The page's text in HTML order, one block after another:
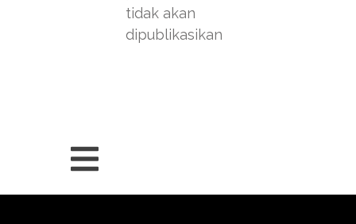
tidak akan
dipublikasikan